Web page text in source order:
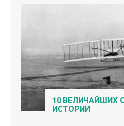
10 ВЕЛИЧАЙШИХ
ИСТОРИИ